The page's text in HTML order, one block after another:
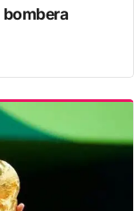
bombera